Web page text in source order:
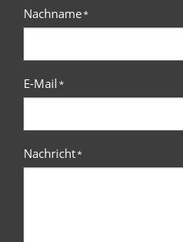
Nachname*
E-Mail*
Nachricht*